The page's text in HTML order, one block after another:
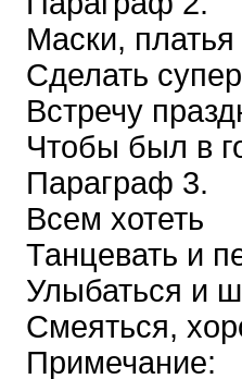
Маски, платья
Сделать
Встречу
Чтобы был в
Параграф 3.
Всем хотеть
Танцевать и
Улыбаться и
Смеяться,
Примечание: